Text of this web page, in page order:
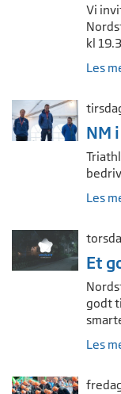
Vi
kl
Les
NM
Les
Et
godt
Les